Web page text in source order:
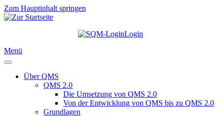
Zum Hauptinhalt springen
Login
Menü
Über QMS
QMS 2.0
Die Umsetzung von QMS 2.0
Von der Entwicklung von QMS bis zu QMS 2.0
Grundlagen